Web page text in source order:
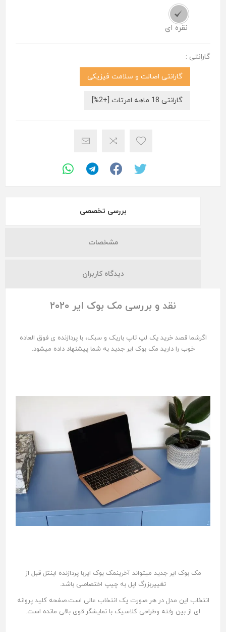
نقره ای
گارانتی :
گارانتی اصالت و سلامت فیزیکی
گارانتی 18 ماهه امرتات [+2%]
بررسی تخصصی
مشخصات
دیدگاه کاربران
نقد و بررسی مک بوک ایر ۲۰۲۰
اگر‌شما‌ قصد خرید یک‌ لپ تاپ باریک و سبک، با پردازنده ی فوق العاده
خوب را دارید مک بوک ایر جدید به شما پیشنهاد داده میشود.
مک بوک ایر جدید میتواند آخرینمک بوک ایربا پردازنده اینتل قبل از
تغییربزرگ اپل به چیپ اختصاصی باشد.
انتخاب این مدل در هر صورت یک انتخاب عالی است.صفحه کلید پروانه
ای از بین رفته و‌طراحی کلاسیک با نمایشگر قوی‌ باقی مانده است.